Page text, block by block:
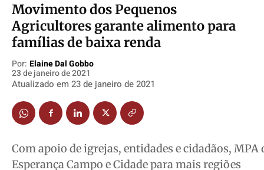
Política
Socioeconômicas
TV Século
Justiça
Segurança
Saúde
Cidades
Política
Socioeconômicas
TV Século
Justiça
Segurança
Saúde
Cidades
Política
Socioeconômicas
TV Século
Justiça
Segurança
Saúde
Cidades
Política
Socioeconômicas
TV Século
Justiça
Segurança
Saúde
Cidades
Movimento dos Pequenos
Agricultores garante alimento para
famílias de baixa renda
Por: Elaine Dal Gobbo
23 de janeiro de 2021
Atualizado em 23 de janeiro de 2021
Com apoio de igrejas, entidades e cidadãos,
Esperança Campo e Cidade para mais regiões